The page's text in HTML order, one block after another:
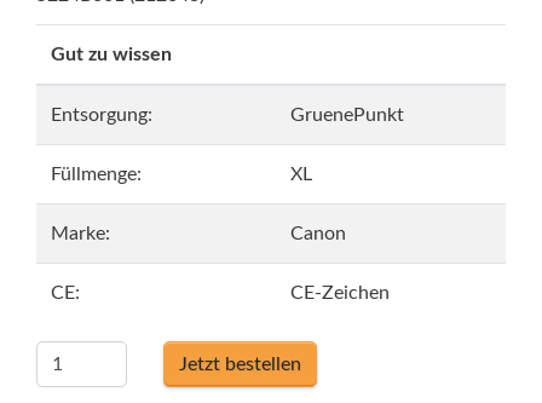
Gut zu wissen
Entsorgung: GruenePunkt
Füllmenge: XL
Marke: Canon
CE: CE-Zeichen
Jetzt bestellen